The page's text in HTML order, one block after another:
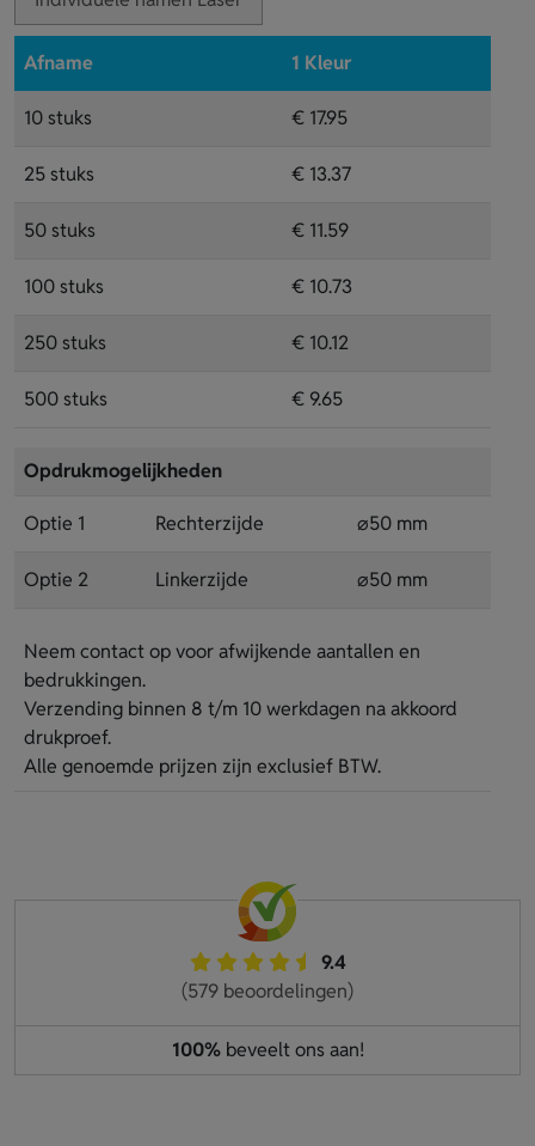
Afname 1 Kleur
10 stuks € 17.95
25 stuks € 13.37
50 stuks € 11.59
100 stuks € 10.73
250 stuks € 10.12
500 stuks € 9.65
Opdrukmogelijkheden
Optie 1 Rechterzijde ⌀50 mm
Optie 2 Linkerzijde ⌀50 mm
Neem contact op voor afwijkende aantallen en
bedrukkingen.
Verzending binnen 8 t/m 10 werkdagen na akkoord
drukproef.
Alle genoemde prijzen zijn exclusief BTW.
9.4
(579 beoordelingen)
100%beveelt ons aan!